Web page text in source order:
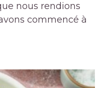
nous rendions
commencé à